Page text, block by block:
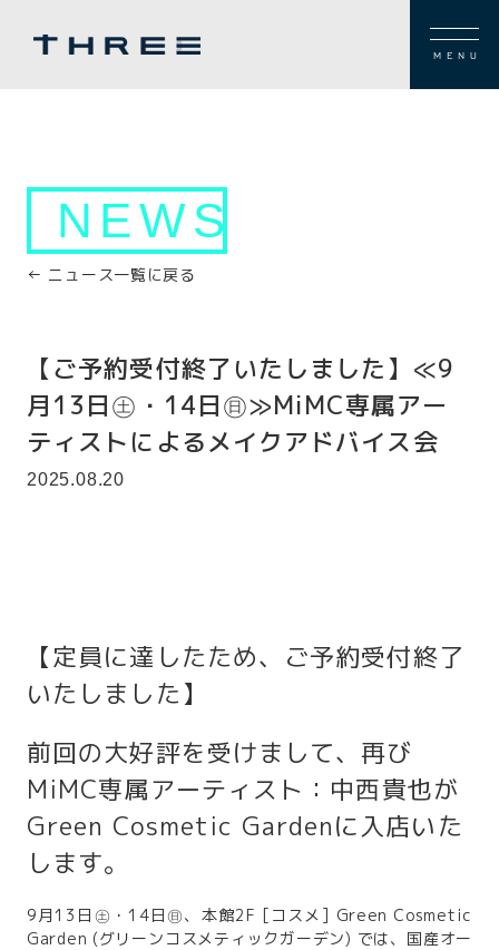
MENU
NEWS
← ニュース一覧に戻る
【ご予約受付終了いたしました】≪9
月13日㊏・14日㊐≫MiMC専属アー
ティストによるメイクアドバイス会
2025.08.20
【定員に達したため、ご予約受付終了
いたしました】
前回の大好評を受けまして、再び
MiMC専属アーティスト：中西貴也が
Green Cosmetic Gardenに入店いた
します。
9月13日㊏・14日㊐、本館2F [コスメ] Green Cosmetic
Garden (グリーンコスメティックガーデン) では、国産オー